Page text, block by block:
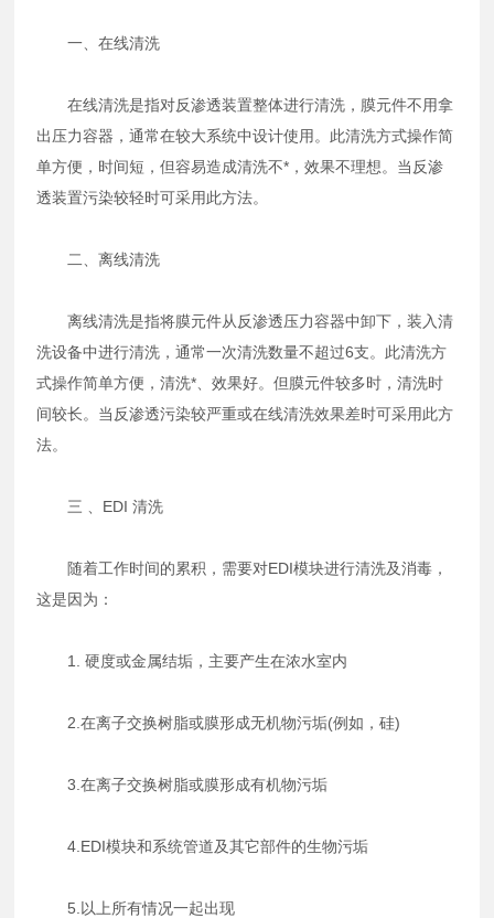
一、在线清洗
在线清洗是指对反渗透装置整体进行清洗，膜元件不用拿
出压力容器，通常在较大系统中设计使用。此清洗方式操作简
单方便，时间短，但容易造成清洗不*，效果不理想。当反渗
透装置污染较轻时可采用此方法。
二、离线清洗
离线清洗是指将膜元件从反渗透压力容器中卸下，装入清
洗设备中进行清洗，通常一次清洗数量不超过6支。此清洗方
式操作简单方便，清洗*、效果好。但膜元件较多时，清洗时
间较长。当反渗透污染较严重或在线清洗效果差时可采用此方
法。
三 、EDI 清洗
随着工作时间的累积，需要对EDI模块进行清洗及消毒，
这是因为：
1. 硬度或金属结垢，主要产生在浓水室内
2.在离子交换树脂或膜形成无机物污垢(例如，硅)
3.在离子交换树脂或膜形成有机物污垢
4.EDI模块和系统管道及其它部件的生物污垢
5.以上所有情况一起出现